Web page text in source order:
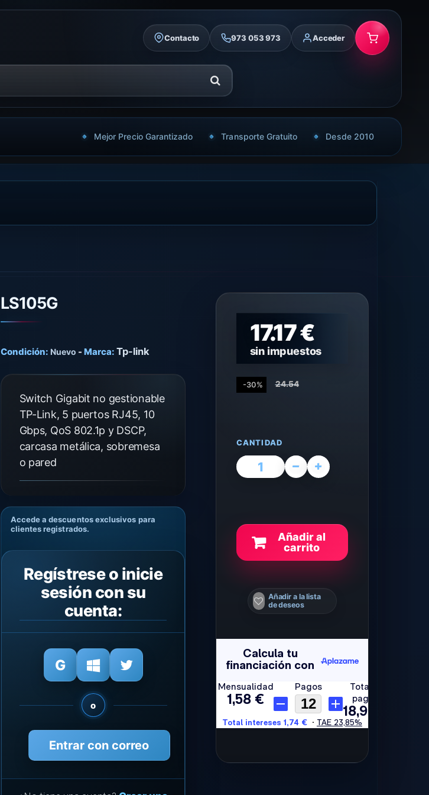
Contacto 973 053 973 Acceder
Mejor Precio Garantizado Transporte Gratuito Desde 2010
LS105G
Condición: Nuevo - Marca: Tp-link
Switch Gigabit no gestionable
TP-Link, 5 puertos RJ45, 10
Gbps, QoS 802.1p y DSCP,
carcasa metálica, sobremesa
o pared
Accede a descuentos exclusivos para
clientes registrados.
Regístrese o inicie
sesión con su
cuenta:
o
Entrar con correo
17.17 €
sin impuestos
-30% 24.54
CANTIDAD
Añadir al
carrito
Añadir a la lista
de deseos